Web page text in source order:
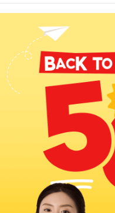
chính là mùa vàng để
thức phối đồ Tết